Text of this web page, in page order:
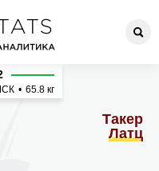
Латц
• 65.8 кг
Такер
Латц